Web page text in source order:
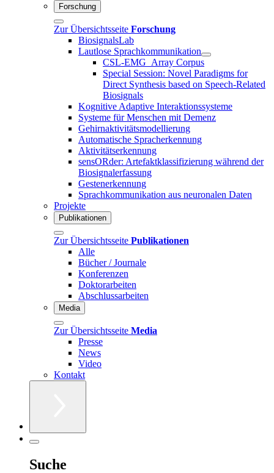
Forschung
Zur Übersichtsseite Forschung
BiosignalsLab
Lautlose Sprachkommunikation
CSL-EMG_Array Corpus
Special Session: Novel Paradigms for
Direct Synthesis based on Speech-Related
Biosignals
Kognitive Adaptive Interaktionssysteme
Systeme für Menschen mit Demenz
Gehirnaktivitätsmodellierung
Automatische Spracherkennung
Aktivitätserkennung
sensORder: Artefaktklassifizierung während der
Biosignalerfassung
Gestenerkennung
Sprachkommunikation aus neuronalen Daten
Projekte
Publikationen
Zur Übersichtsseite Publikationen
Alle
Bücher / Journale
Konferenzen
Doktorarbeiten
Abschlussarbeiten
Media
Zur Übersichtsseite Media
Presse
News
Video
Kontakt
Suche